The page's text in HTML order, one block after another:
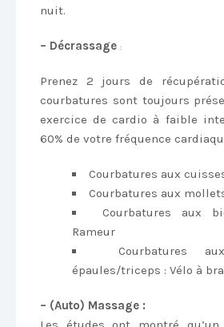
nuit.
– Décrassage :
Prenez 2 jours de
courbatures sont toujours
exercice de cardio à faible
60% de votre fréquence
Courbatures aux
Courbatures aux
Courbatures aux
Rameur
Courbatures
épaules/triceps : Vélo à
– (Auto) Massage :